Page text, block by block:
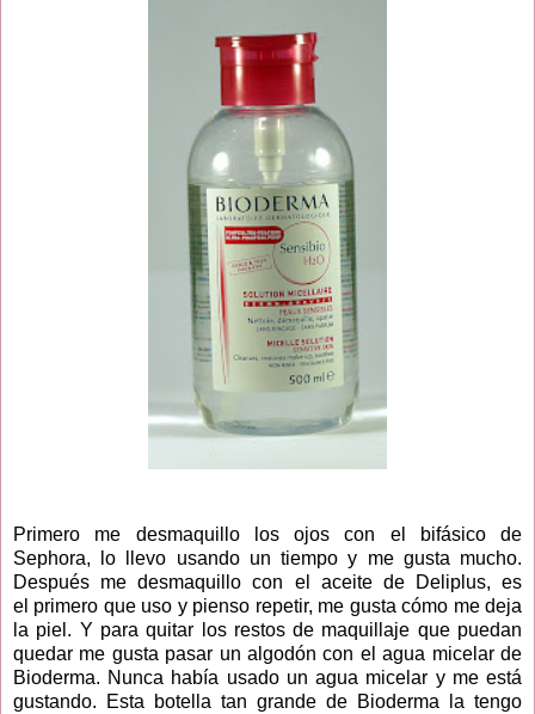
Primero me desmaquillo los ojos con el bifásico de
Sephora, lo llevo usando un tiempo y me gusta mucho.
Después me desmaquillo con el aceite de Deliplus, es
el primero que uso y pienso repetir, me gusta cómo me deja
la piel. Y para quitar los restos de maquillaje que puedan
quedar me gusta pasar un algodón con el agua micelar de
Bioderma. Nunca había usado un agua micelar y me está
gustando. Esta botella tan grande de Bioderma la tengo